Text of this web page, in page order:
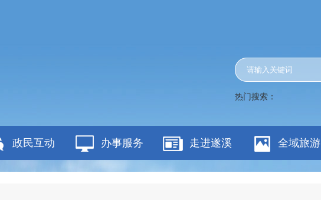
热门搜索：
政民互动 办事服务 走进遂溪 全域旅游